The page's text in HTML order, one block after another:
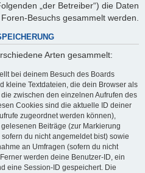
„der Betreiber“) die Daten
Besuchs gesammelt werden.
Arten gesammelt:
bei deinem Besuch des Boards
kleine Textdateien, die dein Browser als
zwischen den einzelnen Aufrufen des
Cookies sind die aktuelle ID deiner
zugeordnet werden können),
Beiträge (zur Markierung
du nicht angemeldet bist) sowie
an Umfragen (sofern du nicht
werden deine Benutzer-ID, ein
eine Session-ID gespeichert. Die